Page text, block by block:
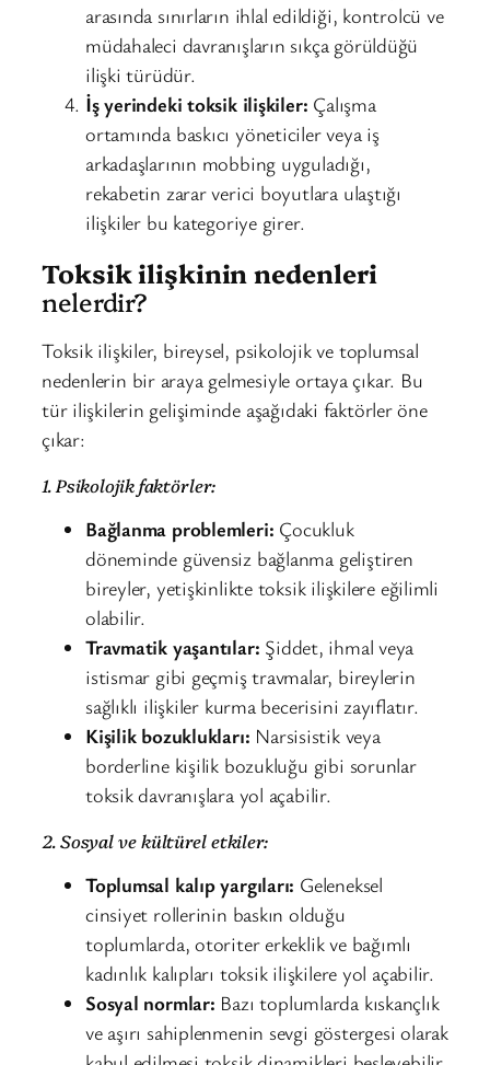
arasında sınırların ihlal edildiği, kontrolcü ve
müdahaleci davranışların sıkça görüldüğü
ilişki türüdür.
İş yerindeki toksik ilişkiler: Çalışma
ortamında baskıcı yöneticiler veya iş
arkadaşlarının mobbing uyguladığı,
rekabetin zarar verici boyutlara ulaştığı
ilişkiler bu kategoriye girer.
Toksik ilişkinin nedenleri
nelerdir?
Toksik ilişkiler, bireysel, psikolojik ve toplumsal
nedenlerin bir araya gelmesiyle ortaya çıkar. Bu
tür ilişkilerin gelişiminde aşağıdaki faktörler öne
çıkar:
1. Psikolojik faktörler:
Bağlanma problemleri: Çocukluk
döneminde güvensiz bağlanma geliştiren
bireyler, yetişkinlikte toksik ilişkilere eğilimli
olabilir.
Travmatik yaşantılar: Şiddet, ihmal veya
istismar gibi geçmiş travmalar, bireylerin
sağlıklı ilişkiler kurma becerisini zayıflatır.
Kişilik bozuklukları: Narsisistik veya
borderline kişilik bozukluğu gibi sorunlar
toksik davranışlara yol açabilir.
2. Sosyal ve kültürel etkiler:
Toplumsal kalıp yargıları: Geleneksel
cinsiyet rollerinin baskın olduğu
toplumlarda, otoriter erkeklik ve bağımlı
kadınlık kalıpları toksik ilişkilere yol açabilir.
Sosyal normlar: Bazı toplumlarda kıskançlık
ve aşırı sahiplenmenin sevgi göstergesi olarak